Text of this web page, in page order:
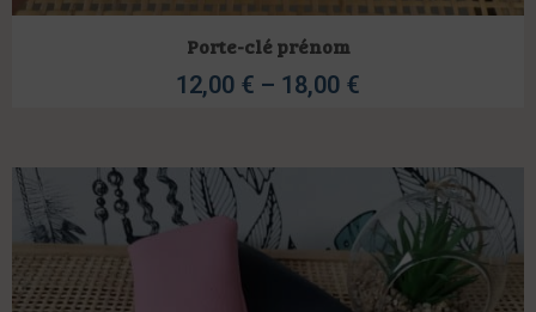
Porte-clé prénom
12,00 € – 18,00 €